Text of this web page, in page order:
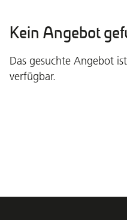
Kein Angebot
Das gesuchte Angebot
verfügbar.